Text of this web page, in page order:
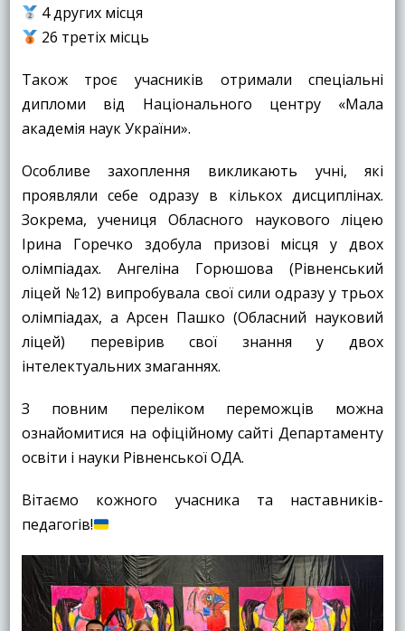
4 других місця
26 третіх місць
Також троє учасників отримали спеціальні
дипломи від Національного центру «Мала
академія наук України».
Особливе захоплення викликають учні, які
проявляли себе одразу в кількох дисциплінах.
Зокрема, учениця Обласного наукового ліцею
Ірина Горечко здобула призові місця у двох
олімпіадах. Ангеліна Горюшова (Рівненський
ліцей №12) випробувала свої сили одразу у трьох
олімпіадах, а Арсен Пашко (Обласний науковий
ліцей) перевірив свої знання у двох
інтелектуальних змаганнях.
З повним переліком переможців можна
ознайомитися на офіційному сайті Департаменту
освіти і науки Рівненської ОДА.
Вітаємо кожного учасника та наставників-
педагогів!